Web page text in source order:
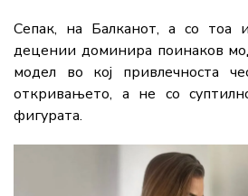
Сепак, на Балканот, а со тоа
децении доминира поинаков
модел во кој привлечноста
откривањето, а не со
фигурата.